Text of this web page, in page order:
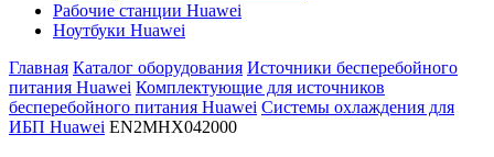
Рабочие станции Huawei
Ноутбуки Huawei
Главная Каталог оборудования Источники бесперебойного
питания Huawei Комплектующие для источников
бесперебойного питания Huawei Системы охлаждения для
ИБП Huawei EN2MHX042000